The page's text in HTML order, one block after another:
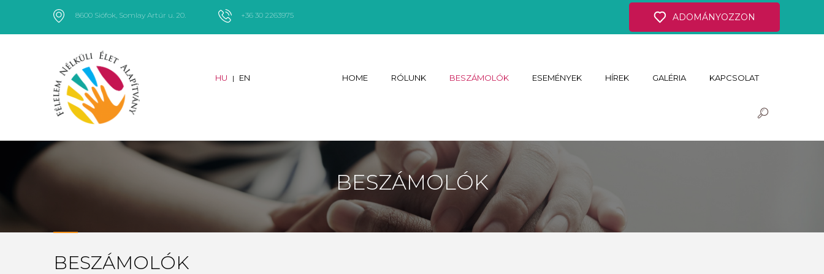
8600 Siófok, Somlay Artúr u. 20. +36 30 2263975 ADOMÁNYOZZON
HU | EN HOME RÓLUNK BESZÁMOLÓK ESEMÉNYEK HÍREK GALÉRIA KAPCSOLAT
BESZÁMOLÓK
BESZÁMOLÓK